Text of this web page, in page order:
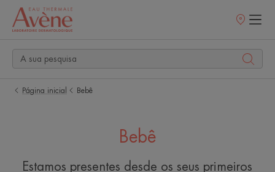
Pontos
Página inicial Bebê
Bebê
Estamos presentes desde os seus primeiros